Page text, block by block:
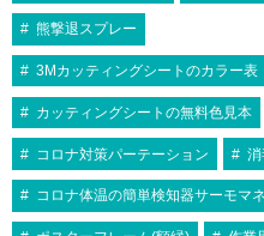
熊撃退スプレー
3Mカッティングシートのカラー表
カッティングシートの無料色見本
コロナ対策パーテーション
コロナ体温の簡単検知器サーモマ